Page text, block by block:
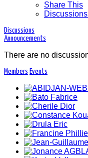
Share This
Discussions
Discussions
Announcements
There are no
Members Events